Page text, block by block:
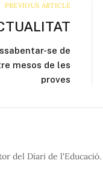
PREVIOUS ARTICLE
se de
mesos de les
proves
del Diari de l'Educació.